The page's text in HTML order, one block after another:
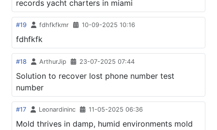
records yacht charters in miami
#19 fdhfkfkmr 10-09-2025 10:16
fdhfkfk
#18 ArthurJip 23-07-2025 07:44
Solution to recover lost phone number test
number
#17 Leonardininc 11-05-2025 06:36
Mold thrives in damp, humid environments mold